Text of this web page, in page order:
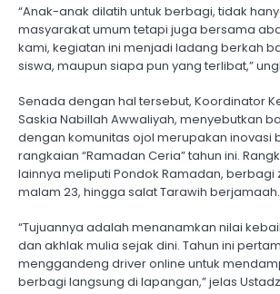
“Anak-anak dilatih untuk berbagi, tidak
masyarakat umum tetapi juga bersama
kami, kegiatan ini menjadi ladang berkah
siswa, maupun siapa pun yang terlibat,”
Senada dengan hal tersebut, Koordinator
Saskia Nabillah Awwaliyah, menyebutkan
dengan komunitas ojol merupakan inovasi
rangkaian “Ramadan Ceria” tahun ini.
lainnya meliputi Pondok Ramadan, berbagi
malam 23, hingga salat Tarawih berjamaah.
“Tujuannya adalah menanamkan nilai
dan akhlak mulia sejak dini. Tahun ini
menggandeng driver online untuk
berbagi langsung di lapangan,” jelas